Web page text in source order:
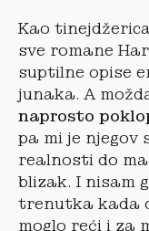
Kao
sve romane
suptilne opise
junaka. A
naprosto
pa mi je
realnosti do
blizak. I nisam
trenutka kada
moglo reći i za